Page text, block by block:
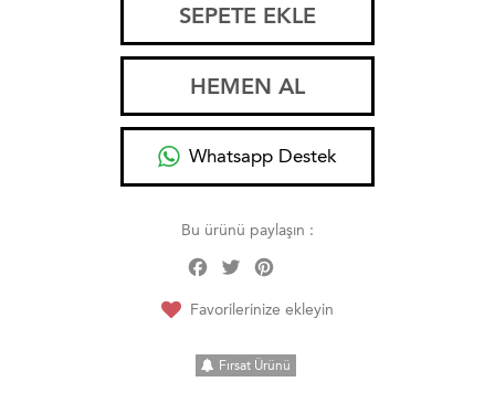
SEPETE EKLE
HEMEN AL
Whatsapp Destek
Bu ürünü paylaşın :
Facebook
Twitter
Favorilerinize ekleyin
Fırsat Ürünü